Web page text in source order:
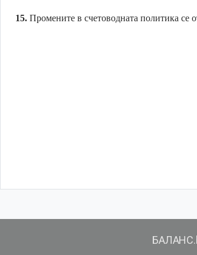
15. Промените в счетоводната политика се